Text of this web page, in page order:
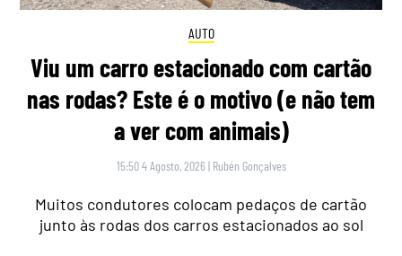
AUTO
Viu um carro estacionado com cartão
nas rodas? Este é o motivo (e não tem
a ver com animais)
15:50 4 Agosto, 2026 | Rubén Gonçalves
Muitos condutores colocam pedaços de cartão
junto às rodas dos carros estacionados ao sol